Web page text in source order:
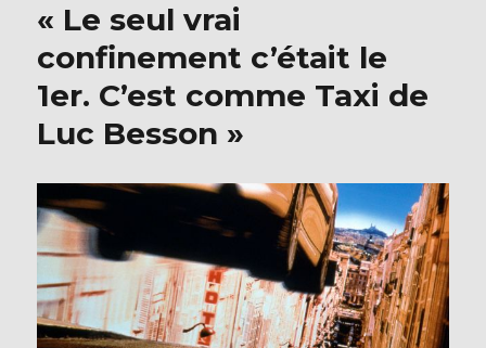
« Le seul vrai
confinement c’était le
1er. C’est comme Taxi de
Luc Besson »